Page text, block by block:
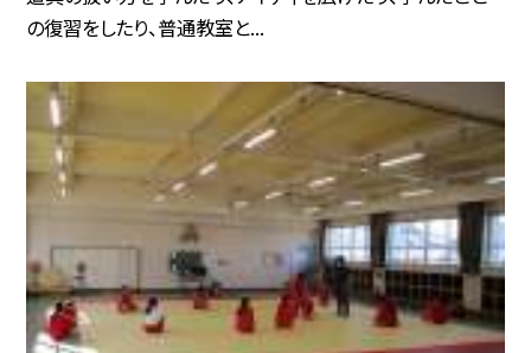
の復習をしたり、普通教室と...